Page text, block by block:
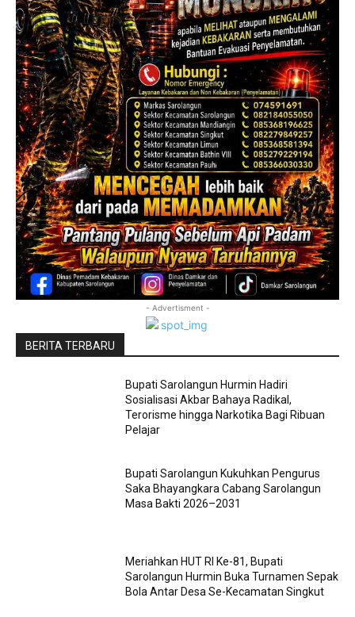
- Advertisment -
BERITA TERBARU
Bupati Sarolangun Hurmin Hadiri
Sosialisasi Akbar Bahaya Radikal,
Terorisme hingga Narkotika Bagi Ribuan
Pelajar
Bupati Sarolangun Kukuhkan Pengurus
Saka Bhayangkara Cabang Sarolangun
Masa Bakti 2026–2031
Meriahkan HUT RI Ke-81, Bupati
Sarolangun Hurmin Buka Turnamen Sepak
Bola Antar Desa Se-Kecamatan Singkut